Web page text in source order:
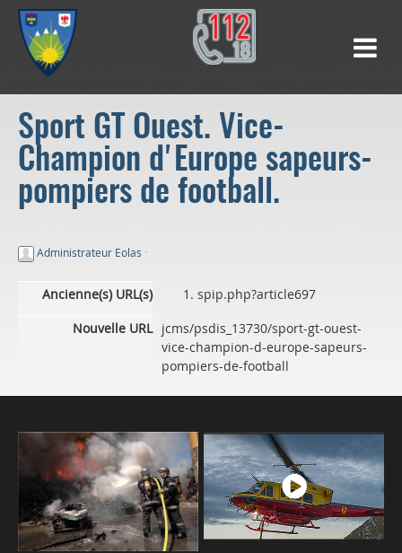
Sport GT Ouest. Vice-
Champion d'Europe sapeurs-
pompiers de football.
Administrateur Eolas ·
Ancienne(s) URL(s)
spip.php?article697
Nouvelle URL jcms/psdis_13730/sport-gt-ouest-
vice-champion-d-europe-sapeurs-
pompiers-de-football